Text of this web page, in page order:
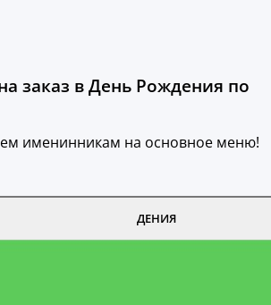
заказ в День Рождения по
именинникам на основное меню!
ДЕНИЯ